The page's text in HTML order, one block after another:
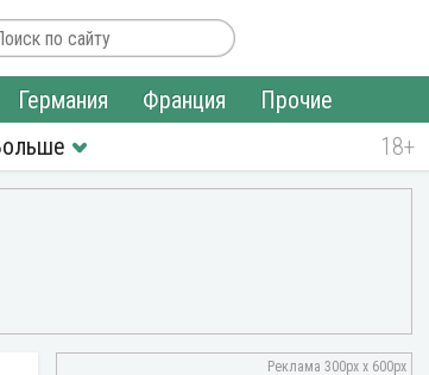
Германия Франция
Прочие